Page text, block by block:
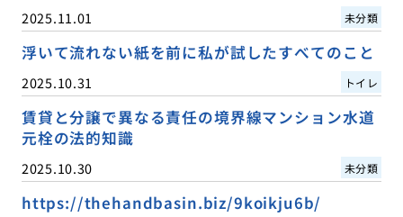
2025.11.01 未分類
浮いて流れない紙を前に私が試したすべてのこと
2025.10.31 トイレ
賃貸と分譲で異なる責任の境界線マンション水道
元栓の法的知識
2025.10.30 未分類
https://thehandbasin.biz/9koikju6b/